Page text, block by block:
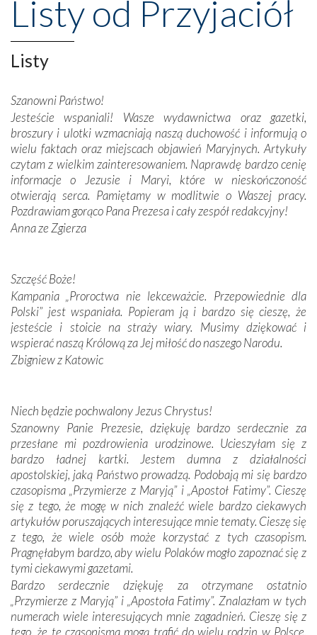
wznoszono na chwałę Bożą, na przykład – w podzięce za
Opatrznościową pomoc w wygranej bitwie o
niepodległość kraju. Zachwyt budziła potężna, a zarazem
misterna architektura tych monumentalnych dzieł,
wspaniałe zdobienia, dbałość ich twórców o detale,
budowniczych.
Podążyliśmy też śladami fatimskich wizjonerów – Łucji
dos Santos oraz świętych Hiacynty i Franciszka Marto.
Modliliśmy się przy ich grobach. Odprawiliśmy Drogę
Krzyżową w ich rodzinnych stronach, odwiedziliśmy
domy, w których żyli.
W miejscu objawień Matki Bożej zapaliliśmy świece
Podczas tej kilkudniowej wyprawy na każdym kroku
spotykaliśmy się z serdeczną otwartością
Portugalczyków. Podziwialiśmy ich ludową sztukę i
zwyczaje. Mimo że nasze kraje są od siebie bardzo
oddalone, w żaden sposób nie czuliśmy się obco.
Sprawiła to oczywiście sama Matka Boża, ale też
kulturowa bliskość biorąca swój początek w naszej
mieliśmy okazję przekonać się, że Maryja swoją opieką
otacza nie tylko nasz naród, lecz wszystkie nacje, które
się Jej ufnie oddają, a także każdą osobę, która zawierza
Jej siebie oraz swych bliskich.
Dzieje Portugalii to również historia wierności Bogu i
odstępstw, także w życiu władców. Trudne momenty w
wymiarze tak osobistym, jak i zbiorowym, przypominają o
konieczności ciągłego zabiegania o własną duszę i o łaskę
Opatrzności. Wierność przynosi pomyślność –
przynajmniej w życiu duchowym. Odstępstwo owocuje
nieszczęściem i śmiercią. Te uniwersalne prawdy
przychodziły na myśl, gdy słuchaliśmy opowieści
przewodników o portugalskich monarchach i wodzach,
Listy od Przyjaciół
Listy
Szanowni Państwo!
Jesteście wspaniali! Wasze wydawnictwa oraz gazetki,
broszury i ulotki wzmacniają naszą duchowość i informują o
wielu faktach oraz miejscach objawień Maryjnych. Artykuły
czytam z wielkim zainteresowaniem. Naprawdę bardzo cenię
informacje o Jezusie i Maryi, które w nieskończoność
otwierają serca. Pamiętamy w modlitwie o Waszej pracy.
Pozdrawiam gorąco Pana Prezesa i cały zespół redakcyjny!
Anna ze Zgierza
Szczęść Boże!
Kampania „Proroctwa nie lekceważcie. Przepowiednie dla
Polski” jest wspaniała. Popieram ją i bardzo się cieszę, że
jesteście i stoicie na straży wiary. Musimy dziękować i
wspierać naszą Królową za Jej miłość do naszego Narodu.
Zbigniew z Katowic
Niech będzie pochwalony Jezus Chrystus!
Szanowny Panie Prezesie, dziękuję bardzo serdecznie za
przesłane mi pozdrowienia urodzinowe. Ucieszyłam się z
bardzo ładnej kartki. Jestem dumna z działalności
apostolskiej, jaką Państwo prowadzą. Podobają mi się bardzo
czasopisma „Przymierze z Maryją” i „Apostoł Fatimy”. Cieszę
się z tego, że mogę w nich znaleźć wiele bardzo ciekawych
artykułów poruszających interesujące mnie tematy. Cieszę się
z tego, że wiele osób może korzystać z tych czasopism.
Pragnęłabym bardzo, aby wielu Polaków mogło zapoznać się z
tymi ciekawymi gazetami.
Bardzo serdecznie dziękuję za otrzymane ostatnio
„Przymierze z Maryją” i „Apostoła Fatimy”. Znalazłam w tych
numerach wiele interesujących mnie zagadnień. Cieszę się z
tego, że te czasopisma mogą trafić do wielu rodzin w Polsce.